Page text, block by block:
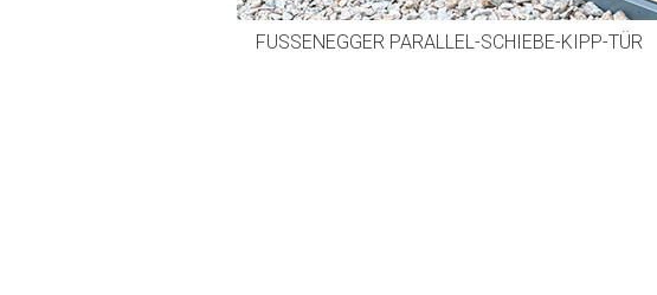
FUSSENEGGER PARALLEL-SCHIEBE-KIPP-TÜR